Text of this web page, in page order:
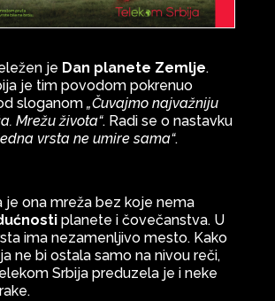
je Dan planete Zemlje.
je tim povodom pokrenuo
sloganom „Čuvajmo najvažniju
Mrežu života“. Radi se o nastavku
vrsta ne umire sama“.
je ona mreža bez koje nema
planete i čovečanstva. U
ima nezamenljivo mesto. Kako
ne bi ostala samo na nivou reči,
Srbija preduzela je i neke